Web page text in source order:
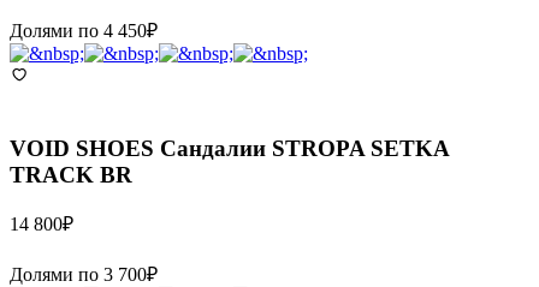
Долями по 4 450₽
VOID SHOES Сандалии STROPA SETKA
TRACK BR
14 800₽
Долями по 3 700₽